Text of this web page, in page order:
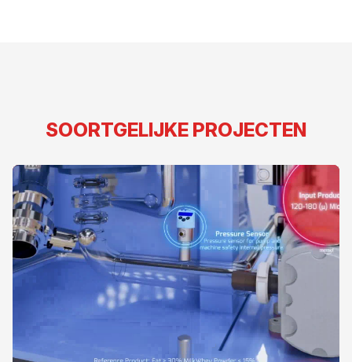
SOORTGELIJKE PROJECTEN